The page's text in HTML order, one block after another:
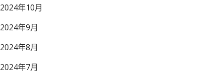
2024年10月
2024年9月
2024年8月
2024年7月